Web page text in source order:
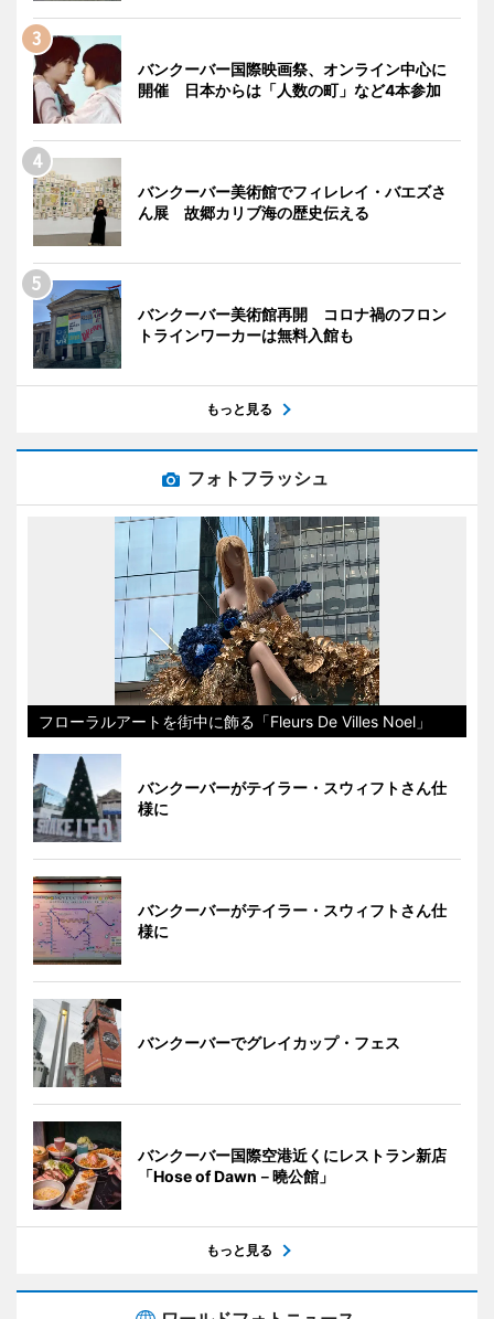
バンクーバー国際映画祭、オンライン中心に
開催 日本からは「人数の町」など4本参加
バンクーバー美術館でフィレレイ・バエズさ
ん展 故郷カリブ海の歴史伝える
バンクーバー美術館再開 コロナ禍のフロン
トラインワーカーは無料入館も
もっと見る
フォトフラッシュ
フローラルアートを街中に飾る「Fleurs De Villes Noel」
バンクーバーがテイラー・スウィフトさん仕
様に
バンクーバーがテイラー・スウィフトさん仕
様に
バンクーバーでグレイカップ・フェス
バンクーバー国際空港近くにレストラン新店
「Hose of Dawn－曉公館」
もっと見る